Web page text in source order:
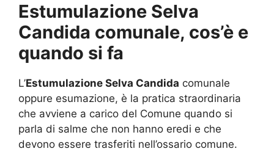
Estumulazione Selva
Candida comunale, cos’è e
quando si fa
L’Estumulazione Selva Candida comunale
oppure esumazione, è la pratica straordinaria
che avviene a carico del Comune quando si
parla di salme che non hanno eredi e che
devono essere trasferiti nell’ossario comune.